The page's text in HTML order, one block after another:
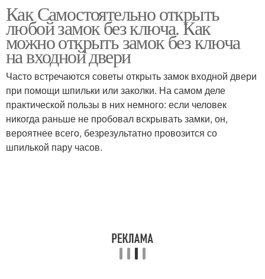
Как Самостоятельно открыть
любой замок без ключа. Как
можно открыть замок без ключа
на входной двери
Часто встречаются советы открыть замок входной двери
при помощи шпильки или заколки. На самом деле
практической пользы в них немного: если человек
никогда раньше не пробовал вскрывать замки, он,
вероятнее всего, безрезультатно провозится со
шпилькой пару часов.